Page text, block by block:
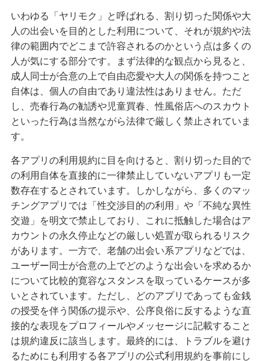
いわゆる「ヤリモク」と呼ばれる、割り切った関係や大
人の出会いを目的とした利用について、それが規約や法
律の範囲内でどこまで許容されるのかという点は多くの
人が気にする部分です。まず法律的な観点から見ると、
成人同士が合意の上で自由恋愛や大人の関係を持つこと
自体は、個人の自由であり違法性はありません。ただ
し、売春行為の勧誘や児童買春、性風俗店へのスカウト
といった行為は当然ながら法律で厳しく禁止されていま
す。
各アプリの利用規約に目を向けると、割り切った目的で
の利用自体を直接的に一律禁止していないアプリも一定
数存在するとされています。しかしながら、多くのマッ
チングアプリでは「性交渉目的の利用」や「不純な異性
交遊」を明文で禁止しており、これに抵触した場合はア
カウントの永久停止などの厳しい処置が取られるリスク
があります。一方で、老舗の出会い系アプリなどでは、
ユーザー同士が合意の上でどのような出会いを求めるか
について比較的寛容なスタンスを取っているケースが多
いとされています。ただし、どのアプリであっても金銭
の授受を伴う関係の提示や、公序良俗に反するような直
接的な表現をプロフィールやメッセージに記載すること
は規約違反に該当します。最終的には、トラブルを避け
るためにも利用する各アプリの公式利用規約を事前にし